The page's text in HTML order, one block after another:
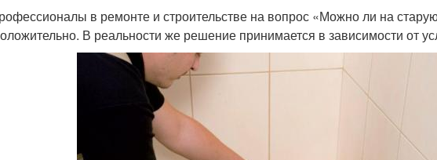
в ремонте и строительстве на вопрос «Можно ли на
В реальности же решение принимается в зависимости от